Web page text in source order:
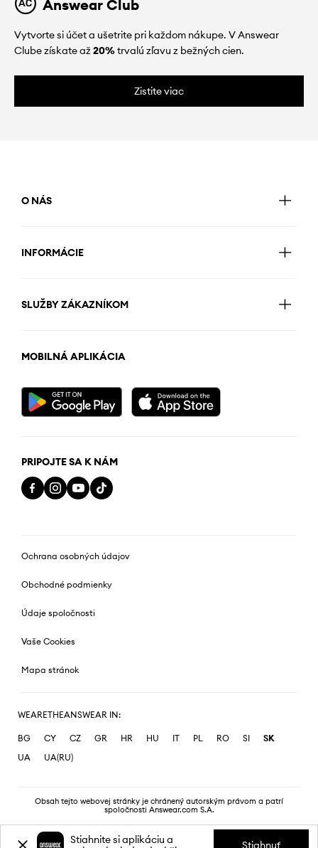
Answear Club
Vytvorte si účet a ušetrite pri každom nákupe. V Answear
Clube získate až20%trvalú zľavu z bežných cien.
Zistite viac
O NÁS
INFORMÁCIE
SLUŽBY ZÁKAZNÍKOM
MOBILNÁ APLIKÁCIA
PRIPOJTE SA K NÁM
Ochrana osobných údajov
Obchodné podmienky
Údaje spoločnosti
Vaše Cookies
Mapa stránok
WEARETHEANSWEAR IN:
BG CY CZ GR HR HU IT PL RO SI
SK
UA
UA(RU)
Obsah tejto webovej stránky je chránený autorským právom a patrí
spoločnosti Answear.com S.A.
Stiahnite si aplikáciu a
Stiahnuť